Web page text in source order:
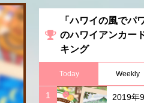
イ
「ハワイの風でパ
のハワイアンカー
キング
Today Weekly
2019年